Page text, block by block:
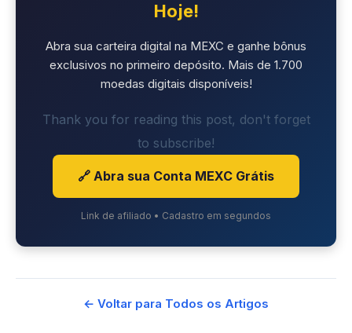
Hoje!
Abra sua carteira digital na MEXC e ganhe bônus
exclusivos no primeiro depósito. Mais de 1.700
moedas digitais disponíveis!
Thank you for reading this post, don't forget
to subscribe!
🔗 Abra sua Conta MEXC Grátis
Link de afiliado • Cadastro em segundos
← Voltar para Todos os Artigos